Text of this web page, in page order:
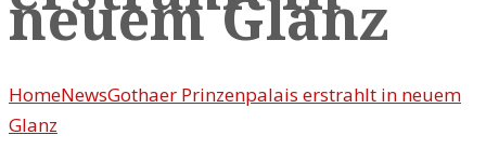
neuem Glanz
HomeNewsGothaer Prinzenpalais erstrahlt in neuem
Glanz